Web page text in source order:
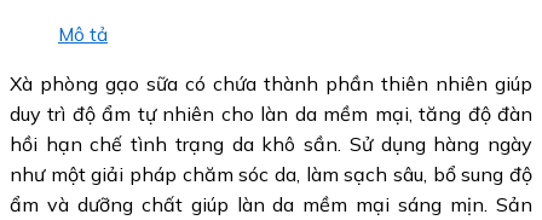
Mô tả
Xà phòng gạo sữa có chứa thành phần thiên nhiên giúp
duy trì độ ẩm tự nhiên cho làn da mềm mại, tăng độ đàn
hồi hạn chế tình trạng da khô sần. Sử dụng hàng ngày
như một giải pháp chăm sóc da, làm sạch sâu, bổ sung độ
ẩm và dưỡng chất giúp làn da mềm mại sáng mịn. Sản